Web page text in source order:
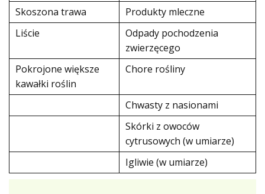
Skoszona trawa
Produkty mleczne
Liście
Odpady pochodzenia
zwierzęcego
Pokrojone większe
kawałki roślin
Chore rośliny
Chwasty z nasionami
Skórki z owoców
cytrusowych (w umiarze)
Igliwie (w umiarze)